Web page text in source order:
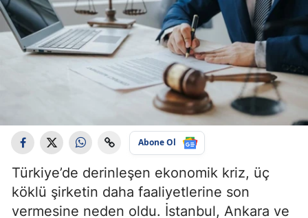
Abone Ol
Türkiye’de derinleşen ekonomik kriz, üç
köklü şirketin daha faaliyetlerine son
vermesine neden oldu. İstanbul, Ankara ve